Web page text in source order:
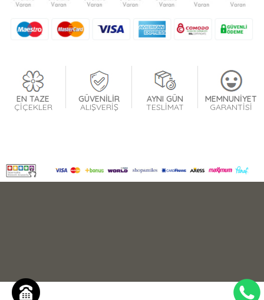
EN TAZE
ÇİÇEKLER
GÜVENİLİR
ALIŞVERİŞ
AYNI GÜN
TESLİMAT
MEMNUNİYET
GARANTİSİ